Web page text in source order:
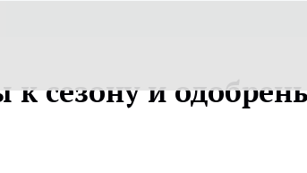
к сезону и